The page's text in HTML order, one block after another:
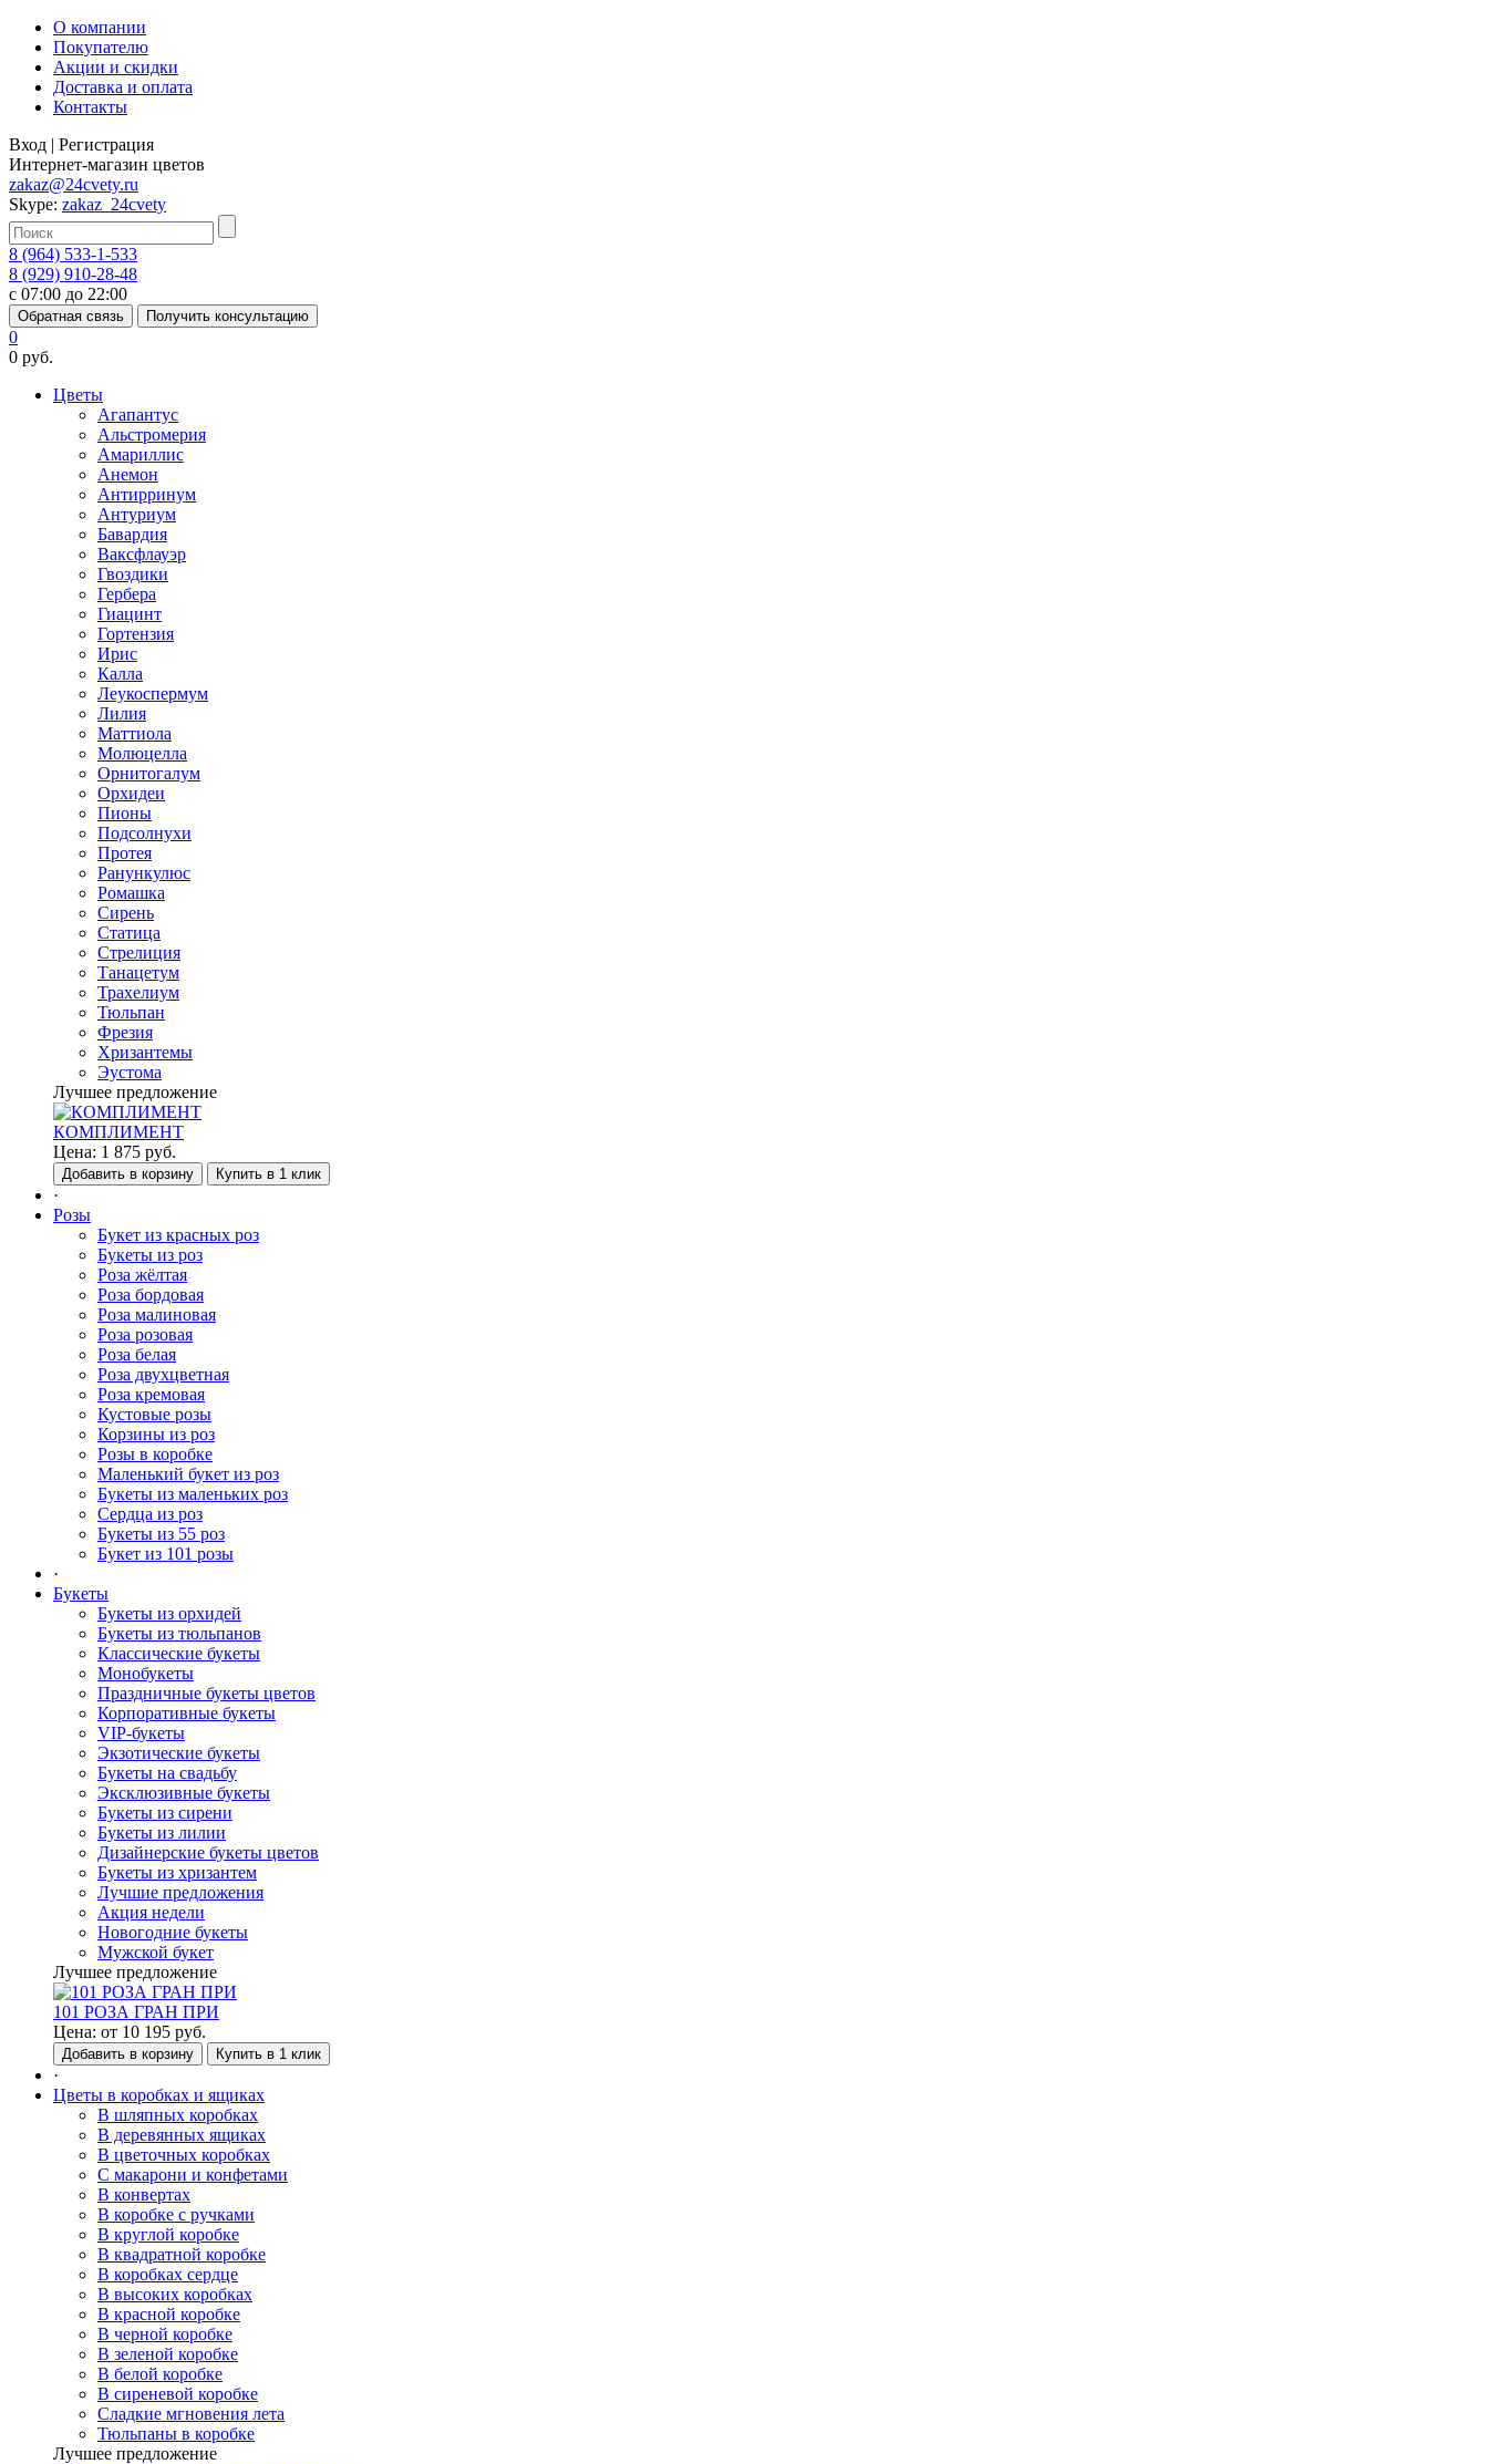
О компании
Покупателю
Акции и скидки
Доставка и оплата
Контакты
Вход | Регистрация
Интернет-магазин цветов
zakaz@24cvety.ru
Skype: zakaz_24cvety
8 (964) 533-1-533
8 (929) 910-28-48
с 07:00 до 22:00
Обратная связь Получить консультацию
0
0 руб.
Цветы
Агапантус
Альстромерия
Амариллис
Анемон
Антирринум
Антуриум
Бавардия
Ваксфлауэр
Гвоздики
Гербера
Гиацинт
Гортензия
Ирис
Калла
Леукоспермум
Лилия
Маттиола
Молюцелла
Орнитогалум
Орхидеи
Пионы
Подсолнухи
Протея
Ранункулюс
Ромашка
Сирень
Статица
Стрелиция
Танацетум
Трахелиум
Тюльпан
Фрезия
Хризантемы
Эустома
Лучшее предложение
КОМПЛИМЕНТ
Цена: 1 875 руб.
Добавить в корзину Купить в 1 клик
·
Розы
Букет из красных роз
Букеты из роз
Роза жёлтая
Роза бордовая
Роза малиновая
Роза розовая
Роза белая
Роза двухцветная
Роза кремовая
Кустовые розы
Корзины из роз
Розы в коробке
Маленький букет из роз
Букеты из маленьких роз
Сердца из роз
Букеты из 55 роз
Букет из 101 розы
·
Букеты
Букеты из орхидей
Букеты из тюльпанов
Классические букеты
Монобукеты
Праздничные букеты цветов
Корпоративные букеты
VIP-букеты
Экзотические букеты
Букеты на свадьбу
Эксклюзивные букеты
Букеты из сирени
Букеты из лилии
Дизайнерские букеты цветов
Букеты из хризантем
Лучшие предложения
Акция недели
Новогодние букеты
Мужской букет
Лучшее предложение
101 РОЗА ГРАН ПРИ
Цена: от 10 195 руб.
Добавить в корзину Купить в 1 клик
·
Цветы в коробках и ящиках
В шляпных коробках
В деревянных ящиках
В цветочных коробках
С макарони и конфетами
В конвертах
В коробке с ручками
В круглой коробке
В квадратной коробке
В коробках сердце
В высоких коробках
В красной коробке
В черной коробке
В зеленой коробке
В белой коробке
В сиреневой коробке
Сладкие мгновения лета
Тюльпаны в коробке
Лучшее предложение